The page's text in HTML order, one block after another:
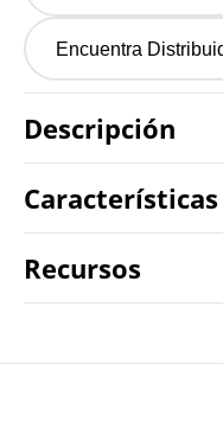
Encuentra
Descripción
Características
Recursos